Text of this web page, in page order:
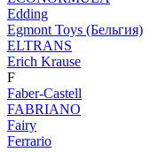
Edding
Egmont Toys (Бельгия)
ELTRANS
Erich Krause
F
Faber-Castell
FABRIANO
Fairy
Ferrario